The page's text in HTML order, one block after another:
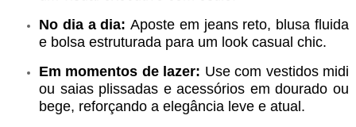
No dia a dia: Aposte em jeans reto, blusa fluida
e bolsa estruturada para um look casual chic.
Em momentos de lazer: Use com vestidos midi
ou saias plissadas e acessórios em dourado ou
bege, reforçando a elegância leve e atual.